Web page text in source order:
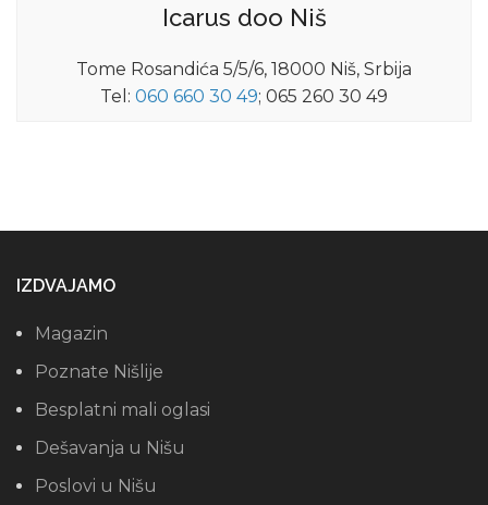
Icarus doo Niš
Tome Rosandića 5/5/6, 18000 Niš, Srbija
Tel: 060 660 30 49; 065 260 30 49
IZDVAJAMO
Magazin
Poznate Nišlije
Besplatni mali oglasi
Dešavanja u Nišu
Poslovi u Nišu